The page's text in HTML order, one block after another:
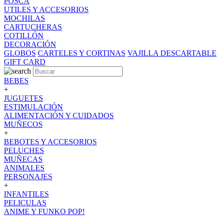
UTILES Y ACCESORIOS
MOCHILAS
CARTUCHERAS
COTILLÓN
DECORACIÓN
GLOBOS CARTELES Y CORTINAS VAJILLA DESCARTABLE
GIFT CARD
BEBES
+
JUGUETES
ESTIMULACIÓN
ALIMENTACIÓN Y CUIDADOS
MUÑECOS
+
BEBOTES Y ACCESORIOS
PELUCHES
MUÑECAS
ANIMALES
PERSONAJES
+
INFANTILES
PELICULAS
ANIME Y FUNKO POP!